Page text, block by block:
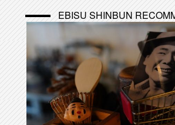
EBISU SHINBUN